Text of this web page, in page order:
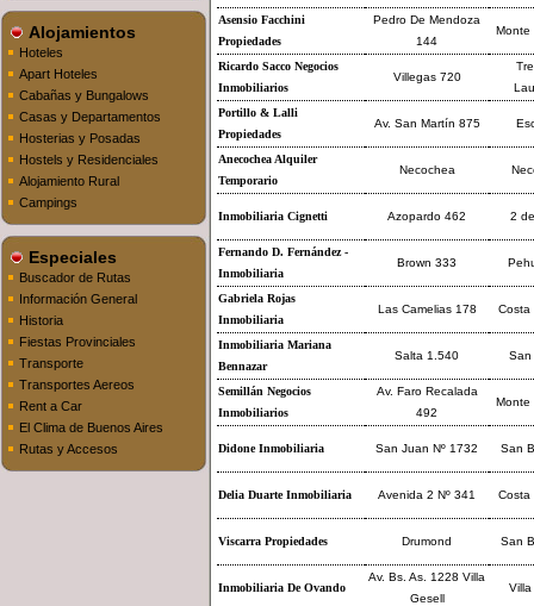
Alojamientos
Hoteles
Apart Hoteles
Cabañas y Bungalows
Casas y Departamentos
Hosterias y Posadas
Hostels y Residenciales
Alojamiento Rural
Campings
Especiales
Buscador de Rutas
Información General
Historia
Fiestas Provinciales
Transporte
Transportes Aereos
Rent a Car
El Clima de Buenos Aires
Rutas y Accesos
Asensio Facchini
Propiedades
Pedro De Mendoza
144
Monte
Ricardo Sacco Negocios
Inmobiliarios
Villegas 720
Portillo & Lalli
Propiedades
Av. San Martín 875
Anecochea Alquiler
Temporario
Necochea
Inmobiliaria Cignetti Azopardo 462 2
Fernando D. Fernández -
Inmobiliaria
Brown 333
Gabriela Rojas
Inmobiliaria
Las Camelias 178 Costa
Inmobiliaria Mariana
Bennazar
Salta 1.540 San
Semillán Negocios
Inmobiliarios
Av. Faro Recalada
492
Monte
Didone Inmobiliaria San Juan Nº 1732 San
Delia Duarte Inmobiliaria Avenida 2 Nº 341 Costa
Viscarra Propiedades Drumond San
Inmobiliaria De Ovando
Av. Bs. As. 1228 Villa
Gesell
Villa